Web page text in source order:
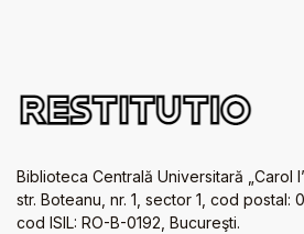
Biblioteca Centrală Universitară „Carol
str. Boteanu, nr. 1, sector 1, cod postal:
cod ISIL: RO-B-0192, Bucureşti.